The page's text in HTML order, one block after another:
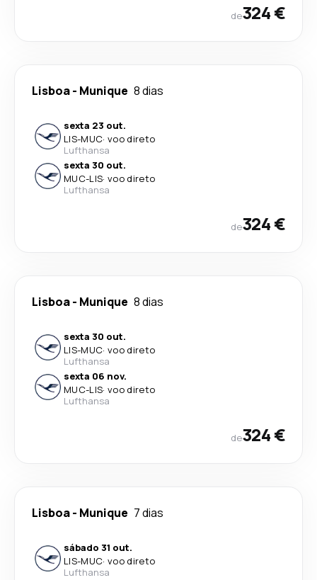
de324 €
Lisboa- Munique 8 dias
sexta 23 out.
LIS-MUC· voo direto
Lufthansa
sexta 30 out.
MUC-LIS· voo direto
Lufthansa
de324 €
Lisboa- Munique 8 dias
sexta 30 out.
LIS-MUC· voo direto
Lufthansa
sexta 06 nov.
MUC-LIS· voo direto
Lufthansa
de324 €
Lisboa- Munique 7 dias
sábado 31 out.
LIS-MUC· voo direto
Lufthansa